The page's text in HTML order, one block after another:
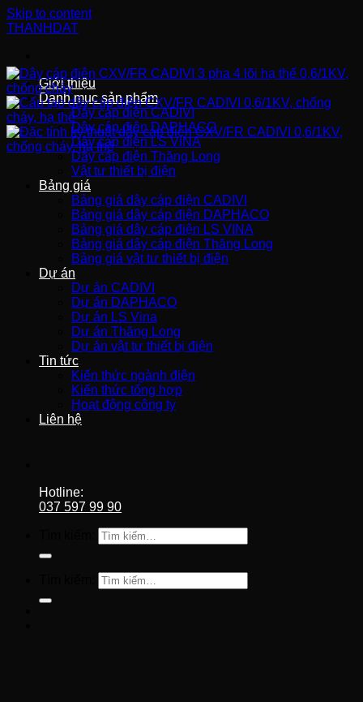
Skip to content
THANHDAT
Giới thiệu
Danh mục sản phẩm
Dây cáp điện CADIVI
Dây cáp điện DAPHACO
Dây cáp điện LS VINA
Dây cáp điện Thăng Long
Vật tư thiết bị điện
Bảng giá
Bảng giá dây cáp điện CADIVI
Bảng giá dây cáp điện DAPHACO
Bảng giá dây cáp điện LS VINA
Bảng giá dây cáp điện Thăng Long
Bảng giá vật tư thiết bị điện
Dự án
Dự án CADIVI
Dự án DAPHACO
Dự án LS Vina
Dự án Thăng Long
Dự án vật tư thiết bị điện
Tin tức
Kiến thức ngành điện
Kiến thức tổng hợp
Hoạt động công ty
Liên hệ
Hotline:
037 597 99 90